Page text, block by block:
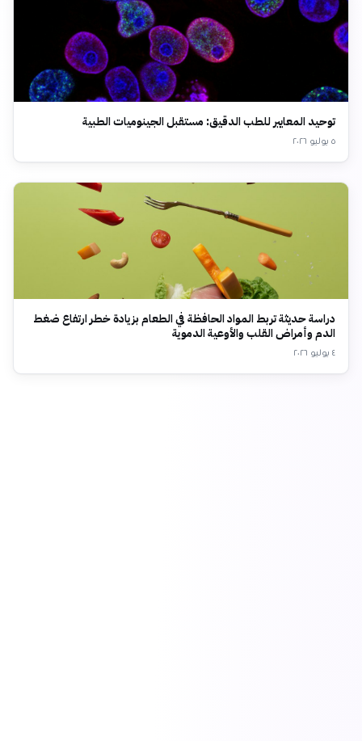
توحيد المعايير للطب الدقيق: مستقبل الجينوميات الطبية
٥ يوليو ٢٠٢٦
دراسة حديثة تربط المواد الحافظة في الطعام بزيادة خطر ارتفاع ضغط
الدم وأمراض القلب والأوعية الدموية
٤ يوليو ٢٠٢٦